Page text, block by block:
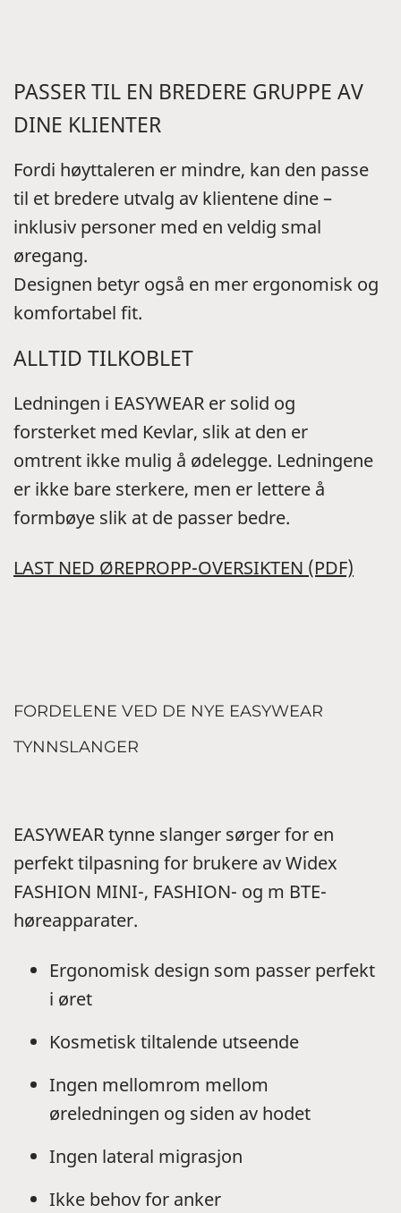
PASSER TIL EN BREDERE GRUPPE AV
DINE KLIENTER
Fordi høyttaleren er mindre, kan den passe
til et bredere utvalg av klientene dine –
inklusiv personer med en veldig smal
øregang.
Designen betyr også en mer ergonomisk og
komfortabel fit.
ALLTID TILKOBLET
Ledningen i EASYWEAR er solid og
forsterket med Kevlar, slik at den er
omtrent ikke mulig å ødelegge. Ledningene
er ikke bare sterkere, men er lettere å
formbøye slik at de passer bedre.
LAST NED ØREPROPP-OVERSIKTEN (PDF)
FORDELENE VED DE NYE EASYWEAR
TYNNSLANGER
EASYWEAR tynne slanger sørger for en
perfekt tilpasning for brukere av Widex
FASHION MINI-, FASHION- og m BTE-
høreapparater.
Ergonomisk design som passer perfekt
i øret
Kosmetisk tiltalende utseende
Ingen mellomrom mellom
øreledningen og siden av hodet
Ingen lateral migrasjon
Ikke behov for anker